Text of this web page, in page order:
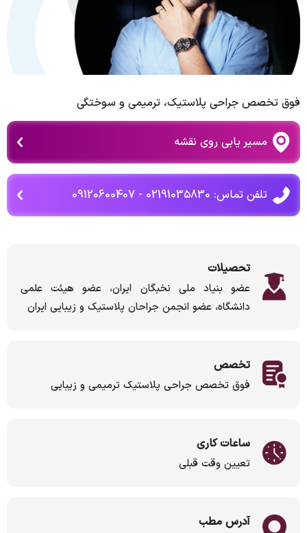
فوق تخصص جراحی پلاستیک، ترمیمی و سوختگی
مسیر یابی روی نقشه
تلفن تماس: 02191035830 - 09120600407
تحصیلات
عضو بنیاد ملی نخبگان ایران، عضو هیئت علمی
دانشگاه، عضو انجمن جراحان پلاستیک و زیبایی ایران
تخصص
فوق تخصص جراحی پلاستیک ترمیمی و زیبایی
ساعات کاری
تعیین وقت قبلی
آدرس مطب